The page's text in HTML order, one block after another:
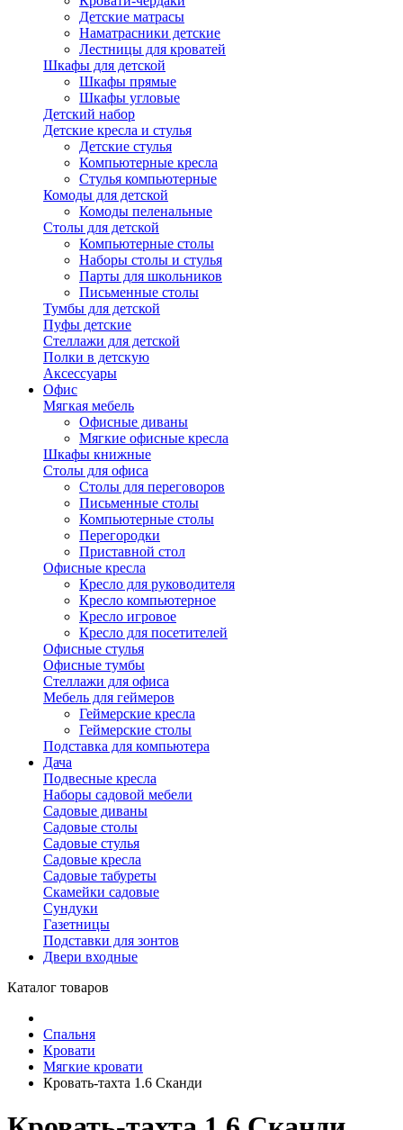
Детские матрасы
Наматрасники детские
Лестницы для кроватей
Шкафы для детской
Шкафы прямые
Шкафы угловые
Детский набор
Детские кресла и стулья
Детские стулья
Компьютерные кресла
Стулья компьютерные
Комоды для детской
Комоды пеленальные
Столы для детской
Компьютерные столы
Наборы столы и стулья
Парты для школьников
Письменные столы
Тумбы для детской
Пуфы детские
Стеллажи для детской
Полки в детскую
Аксессуары
Офис
Мягкая мебель
Офисные диваны
Мягкие офисные кресла
Шкафы книжные
Столы для офиса
Столы для переговоров
Письменные столы
Компьютерные столы
Перегородки
Приставной стол
Офисные кресла
Кресло для руководителя
Кресло компьютерное
Кресло игровое
Кресло для посетителей
Офисные стулья
Офисные тумбы
Стеллажи для офиса
Мебель для геймеров
Геймерские кресла
Геймерские столы
Подставка для компьютера
Дача
Подвесные кресла
Наборы садовой мебели
Садовые диваны
Садовые столы
Садовые стулья
Садовые кресла
Садовые табуреты
Скамейки садовые
Сундуки
Газетницы
Подставки для зонтов
Двери входные
Каталог товаров
Спальня
Кровати
Мягкие кровати
Кровать-тахта 1.6 Сканди